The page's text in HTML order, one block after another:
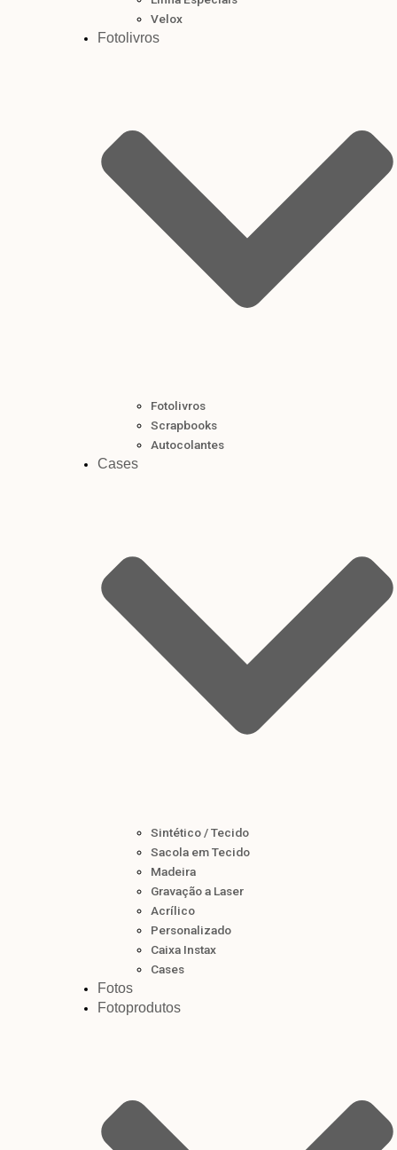
Velox
Fotolivros
Fotolivros
Scrapbooks
Autocolantes
Cases
Sintético / Tecido
Sacola em Tecido
Madeira
Gravação a Laser
Acrílico
Personalizado
Caixa Instax
Cases
Fotos
Fotoprodutos